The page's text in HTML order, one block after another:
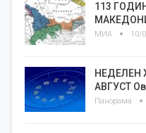
113
МИА 10/
НЕДЕЛЕН
АВГУСТ
Панорама